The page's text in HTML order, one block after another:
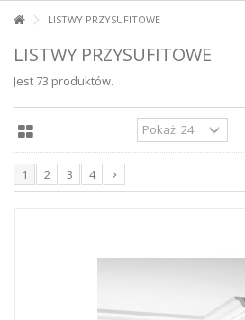
LISTWY PRZYSUFITOWE
LISTWY PRZYSUFITOWE
Jest 73 produktów.
1 2 3 4